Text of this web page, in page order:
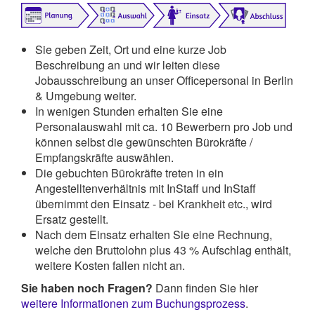
Sie geben Zeit, Ort und eine kurze Job
Beschreibung an und wir leiten diese
Jobausschreibung an unser Officepersonal in Berlin
& Umgebung weiter.
In wenigen Stunden erhalten Sie eine
Personalauswahl mit ca. 10 Bewerbern pro Job und
können selbst die gewünschten Bürokräfte /
Empfangskräfte auswählen.
Die gebuchten Bürokräfte treten in ein
Angestelltenverhältnis mit InStaff und InStaff
übernimmt den Einsatz - bei Krankheit etc., wird
Ersatz gestellt.
Nach dem Einsatz erhalten Sie eine Rechnung,
welche den Bruttolohn plus 43 % Aufschlag enthält,
weitere Kosten fallen nicht an.
Sie haben noch Fragen? Dann finden Sie hier
weitere Informationen zum Buchungsprozess.